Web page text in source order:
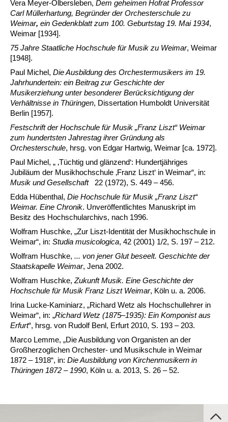
Vera Meyer-Olbersleben, Dem geheimen Hofrat Professor
Carl Müllerhartung, Begründer der Orchesterschule zu
Weimar, ein Gedenkblatt zum 100. Geburtstag 19. Mai 1934,
Weimar [1934].
75 Jahre Staatliche Hochschule für Musik zu Weimar, Weimar
[1948].
Paul Michel, Die Ausbildung des Orchestermusikers im 19.
Jahrhundertein: ein Beitrag zur Geschichte der
Musikerziehung unter besonderer Berücksichtigung der
Verhältnisse in Thüringen, Dissertation Humboldt Universität
Berlin [1957].
Festschrift der Hochschule für Musik „Franz Liszt“ Weimar
zum hundertsten Jahrestag ihrer Gründung als
Orchesterschule, hrsg. von Edgar Hartwig, Weimar [ca. 1972].
Paul Michel, „ ‚Tüchtig und glänzend‘: Hundertjähriges
Jubiläum der Musikhochschule ‚Franz Liszt‘ in Weimar“, in:
Musik und Gesellschaft22 (1972), S. 449 – 456.
Edda Hübenthal, Die Hochschule für Musik „Franz Liszt“
Weimar. Eine Chronik. Unveröffentlichtes Manuskript im
Besitz des Hochschularchivs, nach 1996.
Wolfram Huschke, „Zur Liszt-Identität der Musikhochschule in
Weimar“, in: Studia musicologica, 42 (2001) 1/2, S. 197 – 212.
Wolfram Huschke, ... von jener Glut beseelt. Geschichte der
Staatskapelle Weimar, Jena 2002.
Wolfram Huschke, Zukunft Musik. Eine Geschichte der
Hochschule für Musik Franz Liszt Weimar, Köln u. a. 2006.
Irina Lucke-Kaminiarz, „Richard Wetz als Hochschullehrer in
Weimar“, in: „Richard Wetz (1875–1935): Ein Komponist aus
Erfurt“, hrsg. von Rudolf Benl, Erfurt 2010, S. 193 – 203.
Marco Lemme, „Die Ausbildung von Organisten an der
Großherzoglichen Orchester- und Musikschule in Weimar
1872 – 1918“, in: Die Ausbildung von Kirchenmusikern in
Thüringen 1872 – 1990, Köln u. a. 2013, S. 26 – 52.